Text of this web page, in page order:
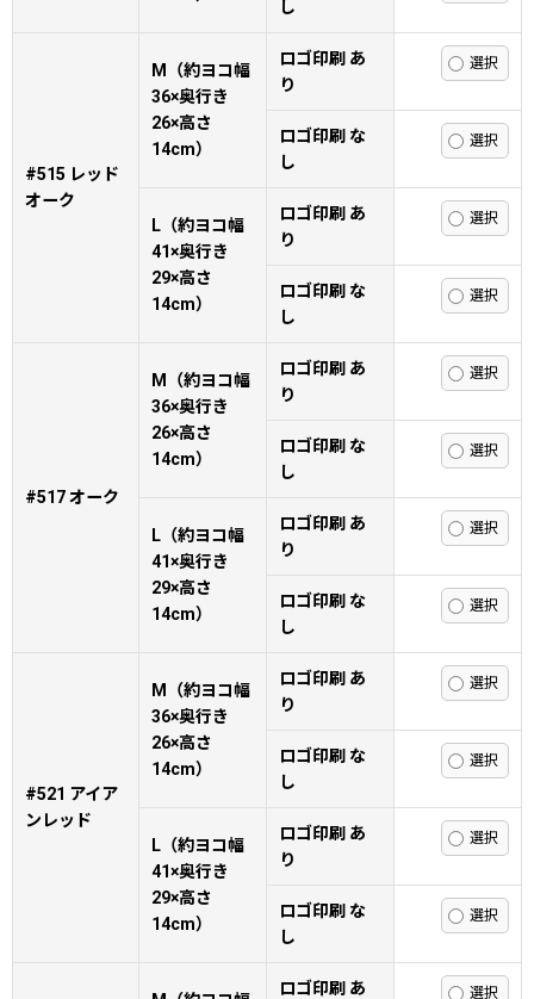
し
#515 レッド
オーク
M（約ヨコ幅
36×奥行き
26×高さ
14cm）
ロゴ印刷 あ
り
ロゴ印刷 な
し
L（約ヨコ幅
41×奥行き
29×高さ
14cm）
ロゴ印刷 あ
り
ロゴ印刷 な
し
#517 オーク
M（約ヨコ幅
36×奥行き
26×高さ
14cm）
ロゴ印刷 あ
り
ロゴ印刷 な
し
L（約ヨコ幅
41×奥行き
29×高さ
14cm）
ロゴ印刷 あ
り
ロゴ印刷 な
し
#521 アイア
ンレッド
M（約ヨコ幅
36×奥行き
26×高さ
14cm）
ロゴ印刷 あ
り
ロゴ印刷 な
し
L（約ヨコ幅
41×奥行き
29×高さ
14cm）
ロゴ印刷 あ
り
ロゴ印刷 な
し
ロゴ印刷 あ